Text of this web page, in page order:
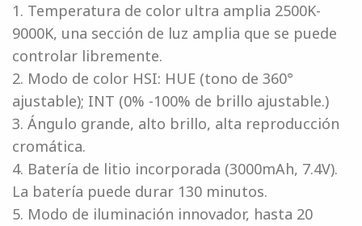
1. Temperatura de color ultra amplia 2500K-
9000K, una sección de luz amplia que se puede
controlar libremente.
2. Modo de color HSI: HUE (tono de 360°
ajustable); INT (0% -100% de brillo ajustable.)
3. Ángulo grande, alto brillo, alta reproducción
cromática.
4. Batería de litio incorporada (3000mAh, 7.4V).
La batería puede durar 130 minutos.
5. Modo de iluminación innovador, hasta 20